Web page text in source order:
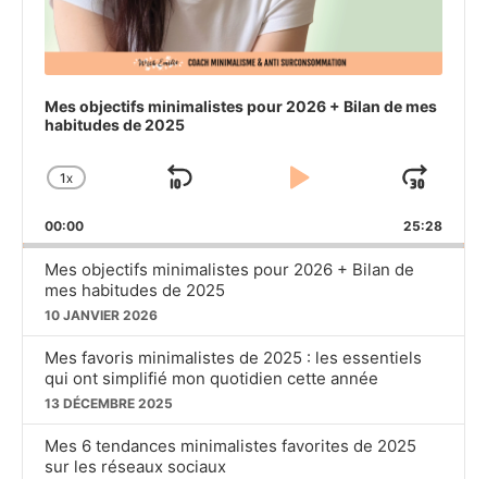
Mes objectifs minimalistes pour 2026 + Bilan de mes
habitudes de 2025
CHANGE
RATE
1X
SKIP
PLAY
PAUSE
00:00 25:28
Mes objectifs minimalistes pour 2026 + Bilan de
mes habitudes de 2025
10 JANVIER 2026
Mes favoris minimalistes de 2025 : les essentiels
qui ont simplifié mon quotidien cette année
13 DÉCEMBRE 2025
Mes 6 tendances minimalistes favorites de 2025
sur les réseaux sociaux